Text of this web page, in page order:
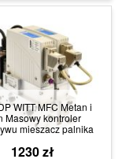
WITT MFC Metan i
Masowy kontroler
mieszacz palnika
1230 zł